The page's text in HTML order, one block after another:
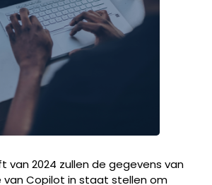
van 2024 zullen de gegevens van
van Copilot in staat stellen om